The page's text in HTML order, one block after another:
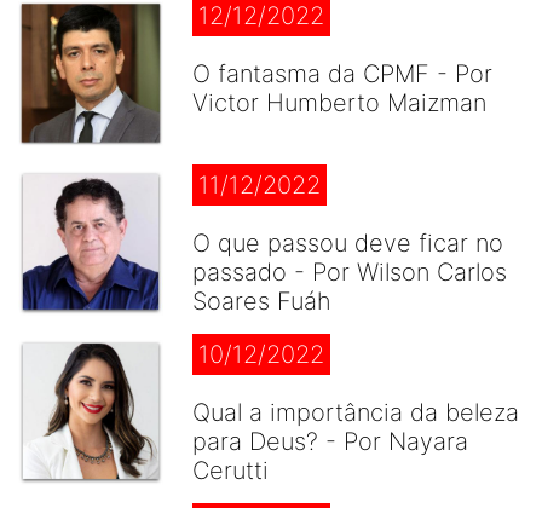
12/12/2022
O fantasma da CPMF - Por
Victor Humberto Maizman
11/12/2022
O que passou deve ficar no
passado - Por Wilson Carlos
Soares Fuáh
10/12/2022
Qual a importância da beleza
para Deus? - Por Nayara
Cerutti